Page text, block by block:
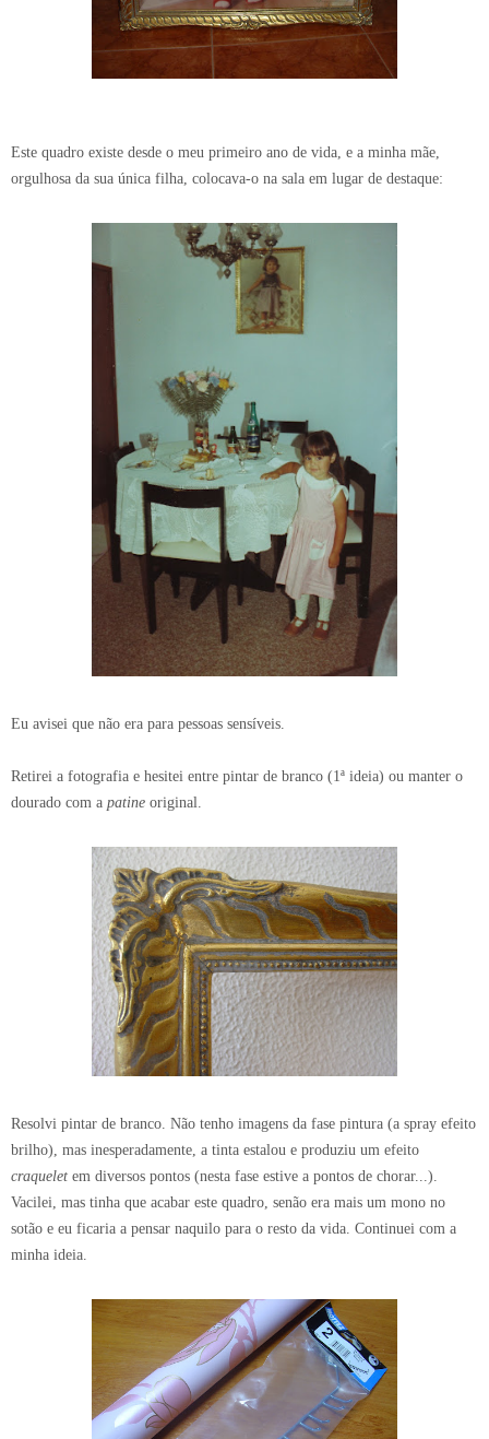
Este quadro existe desde o meu primeiro ano de vida, e a minha mãe,
orgulhosa da sua única filha, colocava-o na sala em lugar de destaque:
Eu avisei que não era para pessoas sensíveis.
Retirei a fotografia e hesitei entre pintar de branco (1ª ideia) ou manter o
dourado com a patine original.
Resolvi pintar de branco. Não tenho imagens da fase pintura (a spray efeito
brilho), mas inesperadamente, a tinta estalou e produziu um efeito
craquelet em diversos pontos (nesta fase estive a pontos de chorar...).
Vacilei, mas tinha que acabar este quadro, senão era mais um mono no
sotão e eu ficaria a pensar naquilo para o resto da vida. Continuei com a
minha ideia.